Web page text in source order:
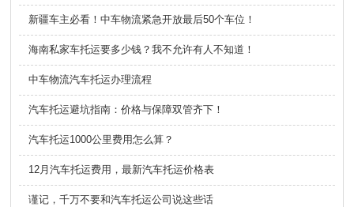
新疆车主必看！中车物流紧急开放最后50个车位！
海南私家车托运要多少钱？我不允许有人不知道！
中车物流汽车托运办理流程
汽车托运避坑指南：价格与保障双管齐下！
汽车托运1000公里费用怎么算？
12月汽车托运费用，最新汽车托运价格表
谨记，千万不要和汽车托运公司说这些话